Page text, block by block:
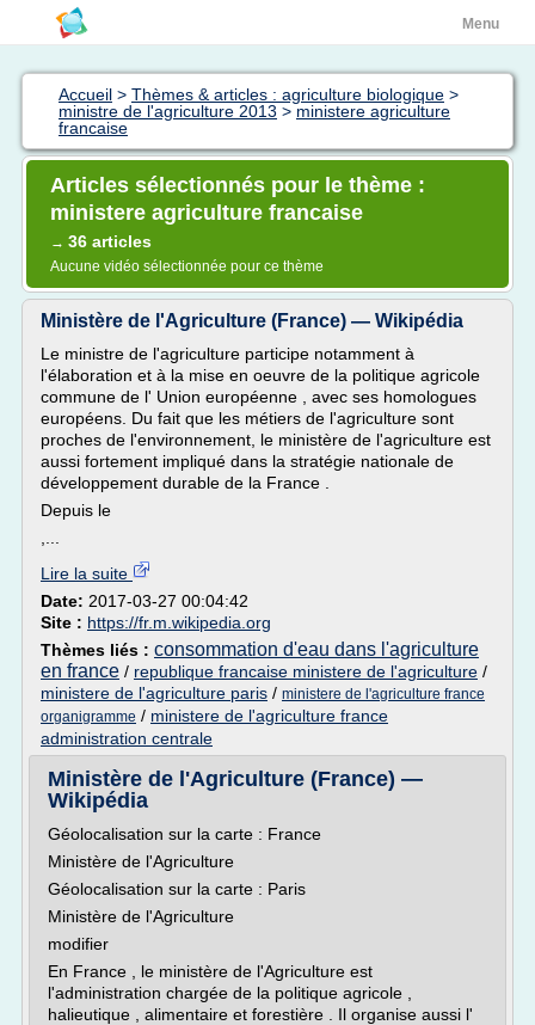
Menu
Accueil > Thèmes & articles : agriculture biologique >
ministre de l'agriculture 2013 > ministere agriculture
francaise
Articles sélectionnés pour le thème :
ministere agriculture francaise
→ 36 articles
Aucune vidéo sélectionnée pour ce thème
Ministère de l'Agriculture (France) — Wikipédia
Le ministre de l'agriculture participe notamment à
l'élaboration et à la mise en oeuvre de la politique agricole
commune de l' Union européenne , avec ses homologues
européens. Du fait que les métiers de l'agriculture sont
proches de l'environnement, le ministère de l'agriculture est
aussi fortement impliqué dans la stratégie nationale de
développement durable de la France .
Depuis le
Lire la suite
Date: 2017-03-27 00:04:42
Site : https://fr.m.wikipedia.org
Thèmes liés : consommation d'eau dans l'agriculture
en france / republique francaise ministere de l'agriculture /
ministere de l'agriculture paris / ministere de l'agriculture france
organigramme / ministere de l'agriculture france
administration centrale
Ministère de l'Agriculture (France) —
Wikipédia
Géolocalisation sur la carte : France
Ministère de l'Agriculture
Géolocalisation sur la carte : Paris
Ministère de l'Agriculture
modifier
En France , le ministère de l'Agriculture est
l'administration chargée de la politique agricole ,
halieutique , alimentaire et forestière . Il organise aussi l'